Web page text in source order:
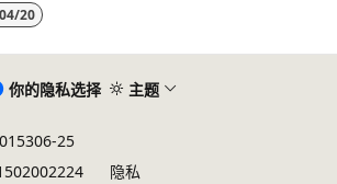
20
你的隐私选择 主题
25
隐私